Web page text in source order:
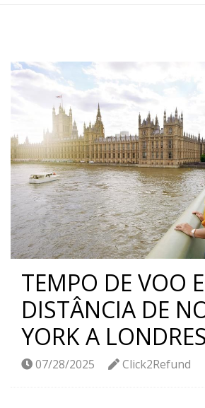
TEMPO DE VOO E
DISTÂNCIA DE
YORK A LONDRES
07/28/2025 Click2Refund